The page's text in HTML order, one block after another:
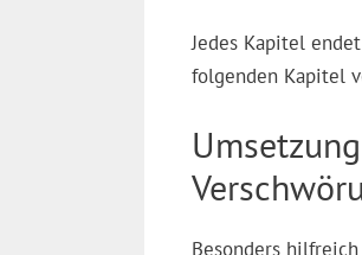
Jedes Kapitel
folgenden Kapitel
Besonders